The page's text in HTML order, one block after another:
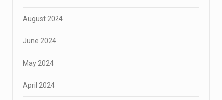
August 2024
June 2024
May 2024
April 2024